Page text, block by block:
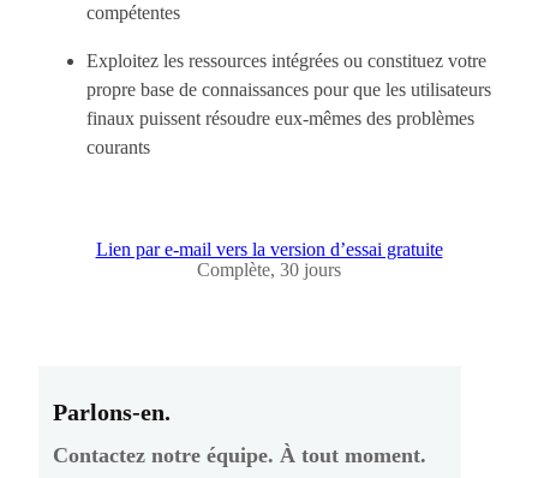
compétentes
Exploitez les ressources intégrées ou constituez votre
propre base de connaissances pour que les utilisateurs
finaux puissent résoudre eux-mêmes des problèmes
courants
Lien par e-mail vers la version d’essai gratuite
Complète, 30 jours
Parlons-en.
Contactez notre équipe. À tout moment.